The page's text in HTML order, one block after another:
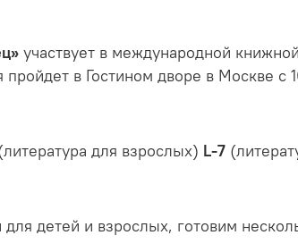
участвует в международной
пройдет в Гостином дворе в Москве с
для взрослых) L-7
детей и взрослых, готовим